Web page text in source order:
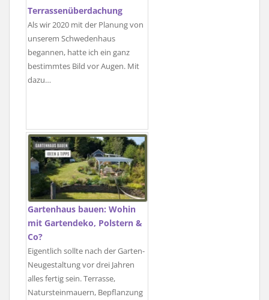
Terrassenüberdachung
Als wir 2020 mit der Planung von
unserem Schwedenhaus
begannen, hatte ich ein ganz
bestimmtes Bild vor Augen. Mit
dazu…
Gartenhaus bauen: Wohin
mit Gartendeko, Polstern &
Co?
Eigentlich sollte nach der Garten-
Neugestaltung vor drei Jahren
alles fertig sein. Terrasse,
Natursteinmauern, Bepflanzung